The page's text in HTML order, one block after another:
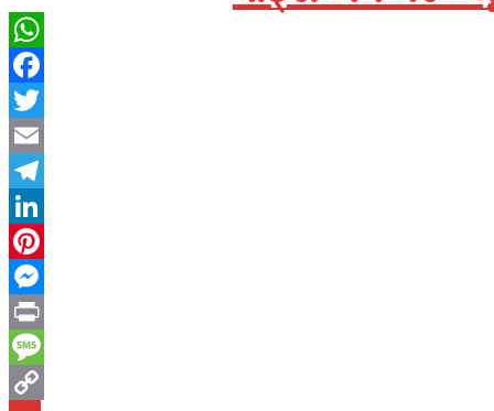
WhatsApp
Facebook
Twitter
Email
Telegram
LinkedIn
Pinterest
Messenger
Print
Message